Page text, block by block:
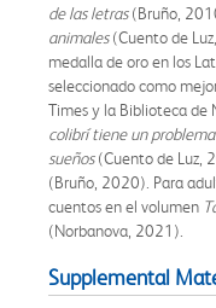
de las letras(Bruño,
animales(Cuento de
medalla de oro en los
seleccionado como
Times y la Biblioteca de
colibrí tiene un problema
sueños(Cuento de Luz,
(Bruño, 2020). Para
cuentos en el volumen
(Norbanova, 2021).
Supplemental